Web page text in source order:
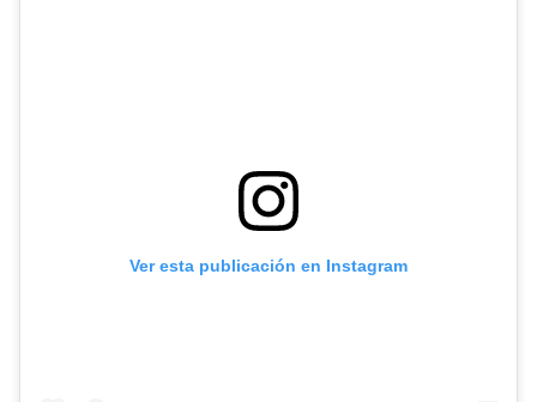
Ver esta publicación en Instagram